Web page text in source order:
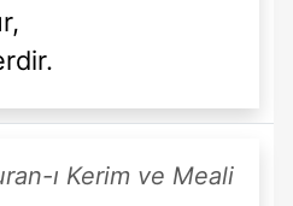
ı Kerim ve Meali